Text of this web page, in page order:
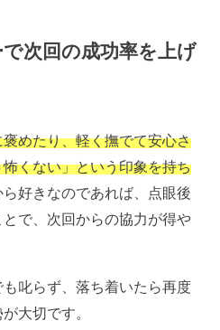
次回の成功率を上げ
めたり、軽く撫でて安心さ
くない」という印象を持ち
好きなのであれば、点眼後
で、次回からの協力が得や
叱らず、落ち着いたら再度
大切です。